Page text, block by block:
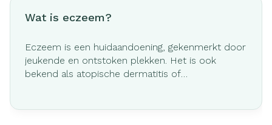
Wat is eczeem?
Eczeem is een huidaandoening, gekenmerkt door
jeukende en ontstoken plekken. Het is ook
bekend als atopische dermatitis of